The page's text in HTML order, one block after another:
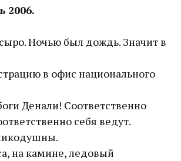
2006.
Ночью был дождь. Значит в
в офис национального
Денали! Соответственно
себя ведут.
на камине, ледовый